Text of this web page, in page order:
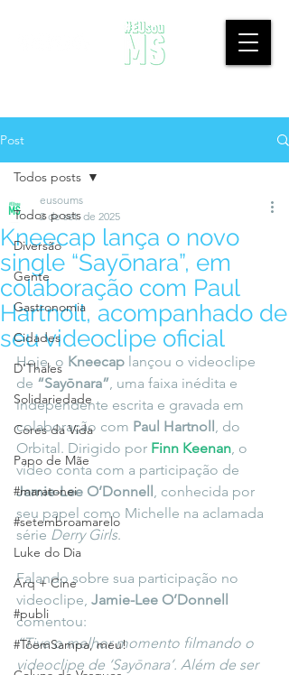
Post
Todos posts
Diversão
Gente
Gastronomia
Cidades
D'Thales
Solidariedade
Cores da Vida
Papo de Mãe
#maratonei
#setembroamarelo
Luke do Dia
Arq + Cine
#publi
#TôemSampa, meu!
Todos posts
Kneecap lança o novo
single “Sayōnara”, em
colaboração com Paul
Hartnoll, acompanhado de
seu videoclipe oficial
eusoums
2 de set. de 2025
Hoje, o Kneecap lançou o videoclipe
de “Sayōnara”, uma faixa inédita e
independente escrita e gravada em
colaboração com Paul Hartnoll, do
Orbital. Dirigido por Finn Keenan, o
vídeo conta com a participação de
Jamie-Lee O’Donnell, conhecida por
seu papel como Michelle na aclamada
série Derry Girls.
Falando sobre sua participação no
videoclipe, Jamie-Lee O’Donnell
comentou:
“Tive o melhor momento filmando o
videoclipe de ‘Sayōnara’. Além de ser